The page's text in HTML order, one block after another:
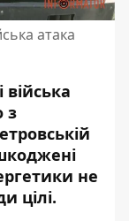
атака
війська
з
не
цілі.